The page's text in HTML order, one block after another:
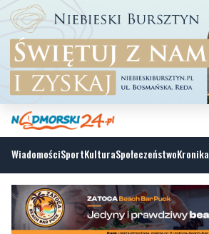
WiadomościSportKulturaSpołeczeństwo